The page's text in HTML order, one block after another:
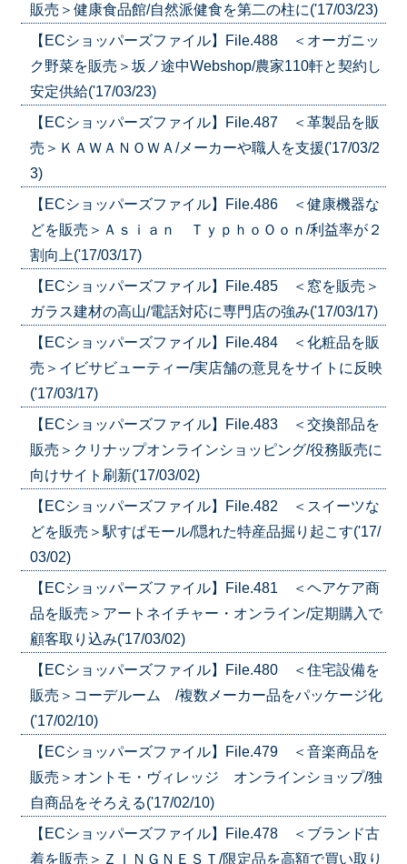
販売＞健康食品館/自然派健食を第二の柱に('17/03/23)
【ECショッパーズファイル】File.488 ＜オーガニッ
ク野菜を販売＞坂ノ途中Webshop/農家110軒と契約し
安定供給('17/03/23)
【ECショッパーズファイル】File.487 ＜革製品を販
売＞ＫＡＷＡＮＯＷＡ/メーカーや職人を支援('17/03/2
3)
【ECショッパーズファイル】File.486 ＜健康機器な
どを販売＞Ａｓｉａｎ ＴｙｐｈｏＯｏｎ/利益率が２
割向上('17/03/17)
【ECショッパーズファイル】File.485 ＜窓を販売＞
ガラス建材の高山/電話対応に専門店の強み('17/03/17)
【ECショッパーズファイル】File.484 ＜化粧品を販
売＞イビサビューティー/実店舗の意見をサイトに反映
('17/03/17)
【ECショッパーズファイル】File.483 ＜交換部品を
販売＞クリナップオンラインショッピング/役務販売に
向けサイト刷新('17/03/02)
【ECショッパーズファイル】File.482 ＜スイーツな
どを販売＞駅すぱモール/隠れた特産品掘り起こす('17/
03/02)
【ECショッパーズファイル】File.481 ＜ヘアケア商
品を販売＞アートネイチャー・オンライン/定期購入で
顧客取り込み('17/03/02)
【ECショッパーズファイル】File.480 ＜住宅設備を
販売＞コーデルーム /複数メーカー品をパッケージ化
('17/02/10)
【ECショッパーズファイル】File.479 ＜音楽商品を
販売＞オントモ・ヴィレッジ オンラインショップ/独
自商品をそろえる('17/02/10)
【ECショッパーズファイル】File.478 ＜ブランド古
着を販売＞ＺＩＮＧＮＥＳＴ/限定品を高額で買い取り